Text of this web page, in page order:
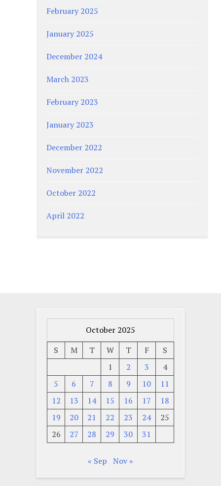
February 2025
January 2025
December 2024
March 2023
February 2023
January 2023
December 2022
November 2022
October 2022
April 2022
October 2025
S
M T W T F
S
1
2 3
4
5
6 7 8 9 10
11
12
13 14 15 16 17
18
19
20 21 22 23 24
25
26
27 28 29 30 31
« Sep Nov »